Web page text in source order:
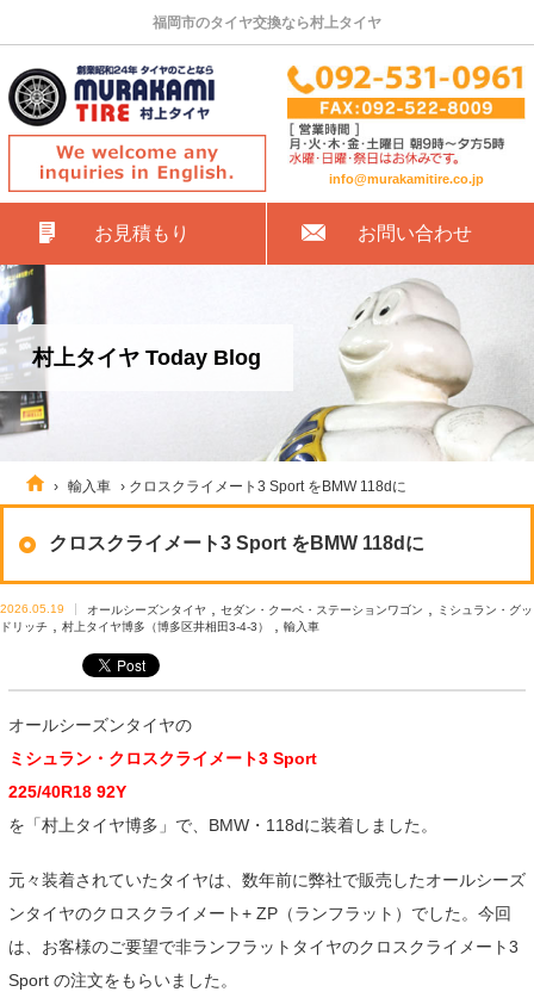
福岡市のタイヤ交換なら村上タイヤ
info@murakamitire.co.jp
お見積もり お問い合わせ
村上タイヤ Today Blog
› 輸入車 › クロスクライメート3 Sport をBMW 118dに
クロスクライメート3 Sport をBMW 118dに
2026.05.19 オールシーズンタイヤ セダン・クーペ・ステーションワゴン
ミシュラン・グッ
ドリッチ
村上タイヤ博多（博多区井相田3-4-3） 輸入車
オールシーズンタイヤの
ミシュラン・クロスクライメート3 Sport
225/40R18 92Y
を「村上タイヤ博多」で、BMW・118dに装着しました。
元々装着されていたタイヤは、数年前に弊社で販売したオールシーズ
ンタイヤのクロスクライメート+ ZP（ランフラット）でした。今回
は、お客様のご要望で非ランフラットタイヤのクロスクライメート3
Sport の注文をもらいました。